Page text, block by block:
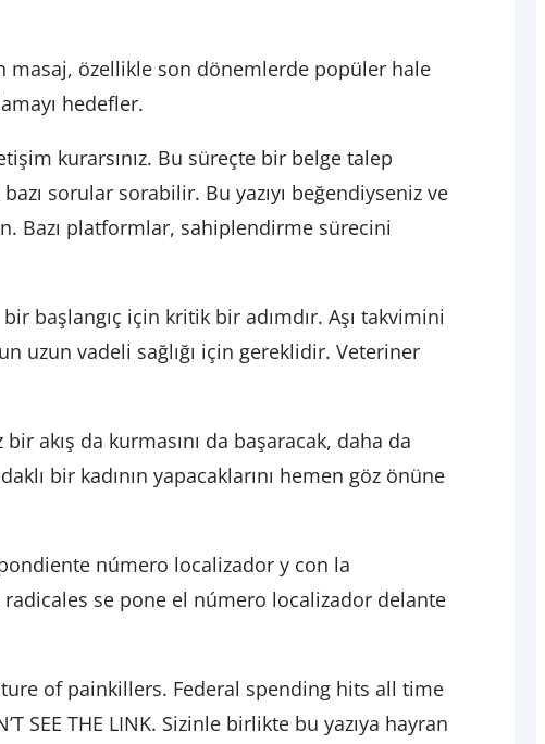
masaj, özellikle son dönemlerde popüler hale
hedefler.
kurarsınız. Bu süreçte bir belge talep
sorular sorabilir. Bu yazıyı beğendiyseniz ve
Bazı platformlar, sahiplendirme sürecini
başlangıç için kritik bir adımdır. Aşı takvimini
uzun vadeli sağlığı için gereklidir. Veteriner
akış da kurmasını da başaracak, daha da
bir kadının yapacaklarını hemen göz önüne
número localizador y con la
se pone el número localizador delante
of painkillers. Federal spending hits all time
SEE THE LINK. Sizinle birlikte bu yazıya hayran